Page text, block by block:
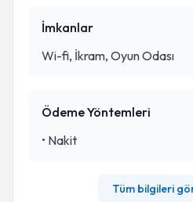
İmkanlar
Wi-fi, İkram, Oyun Odası
Ödeme Yöntemleri
• Nakit
Tüm bilgileri